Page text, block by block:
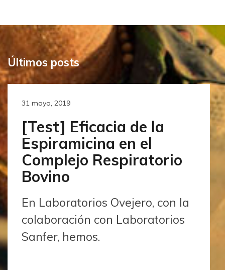
Últimos posts
31 mayo, 2019
[Test] Eficacia de la
Espiramicina en el
Complejo Respiratorio
Bovino
En Laboratorios Ovejero, con la
colaboración con Laboratorios
Sanfer, hemos.